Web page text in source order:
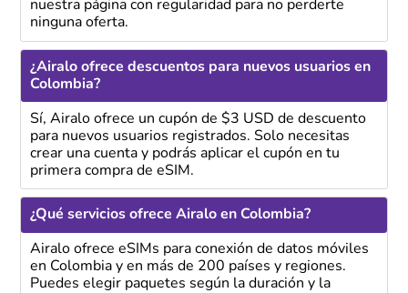
nuestra página con regularidad para no perderte
ninguna oferta.
¿Airalo ofrece descuentos para nuevos usuarios en
Colombia?
Sí, Airalo ofrece un cupón de $3 USD de descuento
para nuevos usuarios registrados. Solo necesitas
crear una cuenta y podrás aplicar el cupón en tu
primera compra de eSIM.
¿Qué servicios ofrece Airalo en Colombia?
Airalo ofrece eSIMs para conexión de datos móviles
en Colombia y en más de 200 países y regiones.
Puedes elegir paquetes según la duración y la